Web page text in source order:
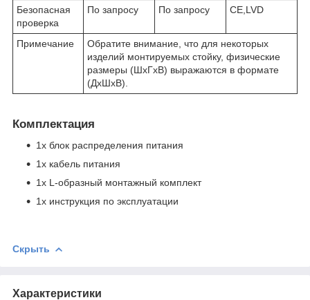
Безопасная
проверка
По запросу По запросу CE,LVD
Примечание
Обратите внимание, что для некоторых
изделий монтируемых стойку, физические
размеры (ШxГxВ) выражаются в формате
(ДxШxВ).
Комплектация
1x блок распределения питания
1x кабель питания
1x L-образный монтажный комплект
1x инструкция по эксплуатации
Скрыть
Характеристики